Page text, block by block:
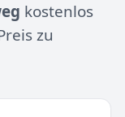
kostenlos
zu